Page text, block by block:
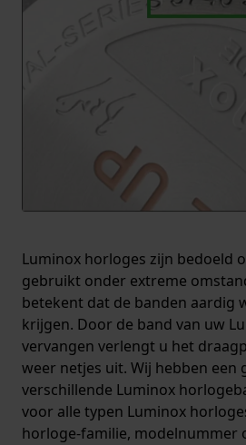
Luminox horloges zijn bedoeld
gebruikt onder extreme
betekent dat de banden aardig
krijgen. Door de band van uw
vervangen verlengt u het
weer netjes uit. Wij hebben
verschillende Luminox
voor alle typen Luminox
horloge-familie, modelnummer